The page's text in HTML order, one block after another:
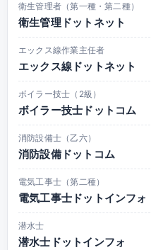
衛生管理者（第一種・第二種）
衛生管理ドットネット
エックス線作業主任者
エックス線ドットネット
ボイラー技士（2級）
ボイラー技士ドットコム
消防設備士（乙六）
消防設備ドットコム
電気工事士（第二種）
電気工事士ドットインフォ
潜水士
潜水士ドットインフォ